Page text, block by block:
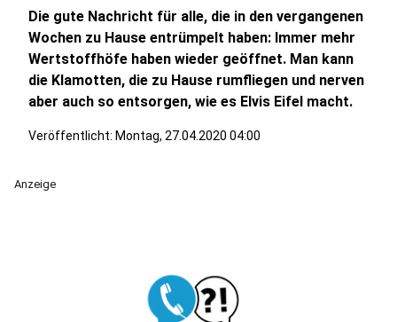
Die gute Nachricht für alle, die in den vergangenen
Wochen zu Hause entrümpelt haben: Immer mehr
Wertstoffhöfe haben wieder geöffnet. Man kann
die Klamotten, die zu Hause rumfliegen und nerven
aber auch so entsorgen, wie es Elvis Eifel macht.
Veröffentlicht: Montag, 27.04.2020 04:00
Anzeige